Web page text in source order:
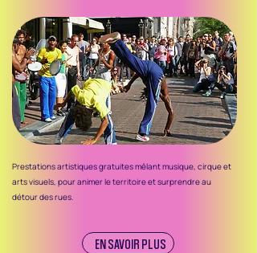
Prestations artistiques gratuites mêlant musique, cirque et
arts visuels, pour animer le territoire et surprendre au
détour des rues.
EN SAVOIR PLUS